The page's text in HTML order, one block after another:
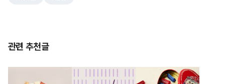
관련 추천글